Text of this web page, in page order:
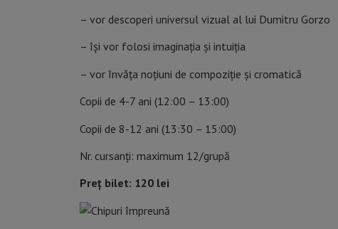
– vor descoperi universul vizual al lui Dumitru Gorzo
– își vor folosi imaginația și intuiția
– vor învăța noțiuni de compoziție și cromatică
Copii de 4-7 ani (12:00 – 13:00)
Copii de 8-12 ani (13:30 – 15:00)
Nr. cursanți: maximum 12/grupă
Preț bilet: 120 lei